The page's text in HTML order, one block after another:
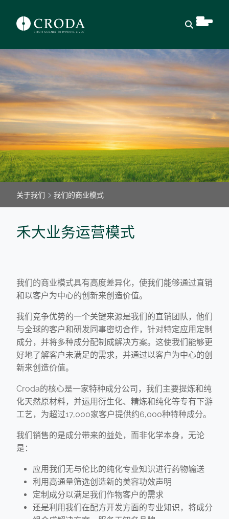
关于我们 我们的商业模式
禾大业务运营模式
我们的商业模式具有高度差异化，使我们能够通过直销
和以客户为中心的创新来创造价值。
我们竞争优势的一个关键来源是我们的直销团队，他们
与全球的客户和研发同事密切合作，针对特定应用定制
成分，并将多种成分配制成解决方案。这使我们能够更
好地了解客户未满足的需求，并通过以客户为中心的创
新来创造价值。
Croda的核心是一家特种成分公司，我们主要提炼和纯
化天然原材料，并运用衍生化、精炼和纯化等专有下游
工艺，为超过17,000家客户提供约6,000种特种成分。
我们销售的是成分带来的益处，而非化学本身，无论
是：
应用我们无与伦比的纯化专业知识进行药物输送
利用高通量筛选创造新的美容功效声明
定制成分以满足我们作物客户的需求
还是利用我们在配方开发方面的专业知识，将成分